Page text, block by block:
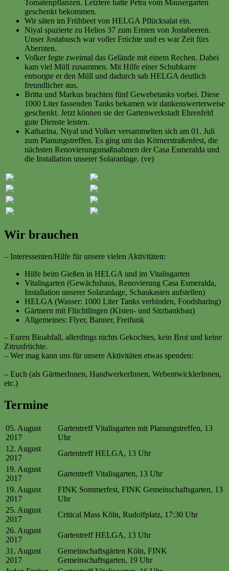
Tomatenpflanzen. Letztere hatte Petra vom Mausergarten
geschenkt bekommen.
Wir säten im Frühbeet von HELGA Pflücksalat ein.
Niyal spazierte zu Helios 37 zum Ernten von Jostabeeren.
Unser Jostabusch war voller Früchte und es war Zeit fürs
Abernten.
Volker fegte zweimal das Gelände mit einem Rechen. Dabei
kam viel Müll zusammen. Mit Hilfe einer Schubkarre
entsorgte er den Müll und dadurch sah HELGA deutlich
freundlicher aus.
Britta und Markus brachten fünf Gewebetanks vorbei. Diese
1000 Liter fassenden Tanks bekamen wir dankenswerterweise
geschenkt. Jetzt können sie der Gartenwerkstadt Ehrenfeld
gute Dienste leisten.
Katharina, Niyal und Volker versammelten sich am 01. Juli
zum Planungstreffen. Es ging um das Körnerstraßenfest, die
nächsten Renovierungsmaßnahmen der Casa Esmeralda und
die Installation unserer Solaranlage. (ve)
Wir brauchen
– Interessenten/Hilfe für unsere vielen Aktivitäten:
Hilfe beim Gießen in HELGA und im Vitalisgarten
Vitalisgarten (Gewächshaus, Renovierung Casa Esmeralda,
Installation unserer Solaranlage, Schaukasten aufstellen)
HELGA (Wasser: 1000 Liter Tanks verbinden, Foodsharing)
Gärtnern mit Flüchtlingen (Kisten- und Sitzbankbau)
Allgemeines: Flyer, Banner, Freifunk
– Euren Bioabfall, allerdings nichts Gekochtes, kein Brot und keine
Zitrusfrüchte.
– Wer mag kann uns für unsere Aktivitäten etwas spenden:
– Euch (als GärtnerInnen, HandwerkerInnen, WebentwicklerInnen,
etc.)
Termine
05. August
2017
Gartentreff Vitalisgarten mit Planungstreffen, 13
Uhr
12. August
2017
Gartentreff HELGA, 13 Uhr
19. August
2017
Gartentreff Vitalisgarten, 13 Uhr
19. August
2017
FINK Sommerfest, FINK Gemeinschaftsgarten, 13
Uhr
25. August
2017
Critical Mass Köln, Rudolfplatz, 17:30 Uhr
26. August
2017
Gartentreff HELGA, 13 Uhr
31. August
2017
Gemeinschaftsgärten Köln, FINK
Gemeinschaftsgarten, 19 Uhr